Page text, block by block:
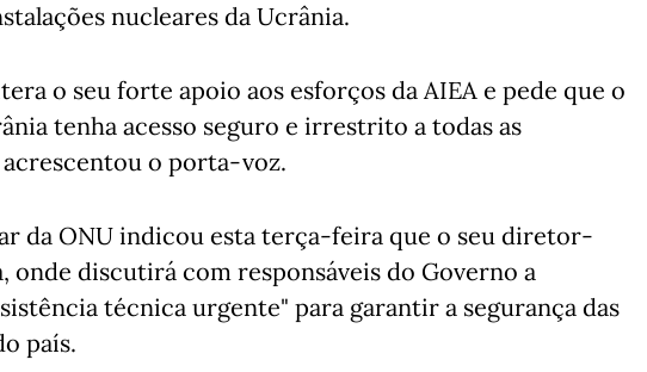
nucleares da Ucrânia.
o seu forte apoio aos esforços da AIEA e pede que o
tenha acesso seguro e irrestrito a todas as
acrescentou o porta-voz.
da ONU indicou esta terça-feira que o seu diretor-
onde discutirá com responsáveis do Governo a
técnica urgente" para garantir a segurança das
país.